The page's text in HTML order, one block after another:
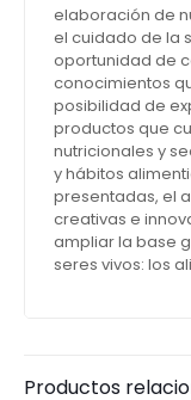
elaboración de
el cuidado de la
oportunidad de
conocimientos
posibilidad de
productos que
nutricionales y
y hábitos
presentadas, el
creativas e
ampliar la base
seres vivos: los
Productos